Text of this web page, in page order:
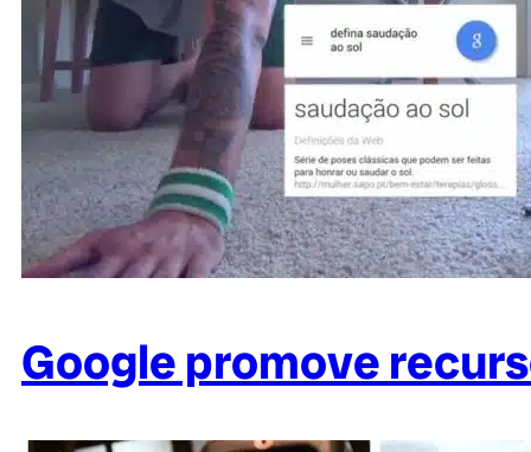
Google promove